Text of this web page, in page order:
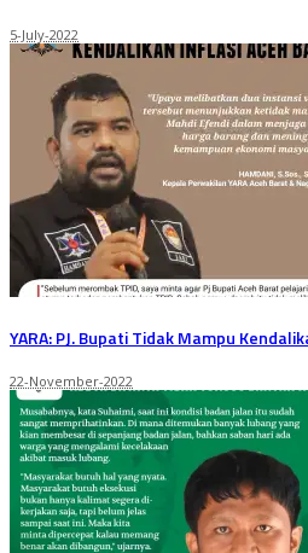
5-July-2022
YARA: PJ. Bupati Tidak Mampu
22-November-2022